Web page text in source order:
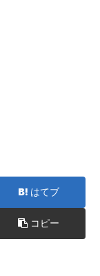
はてブ
コピー